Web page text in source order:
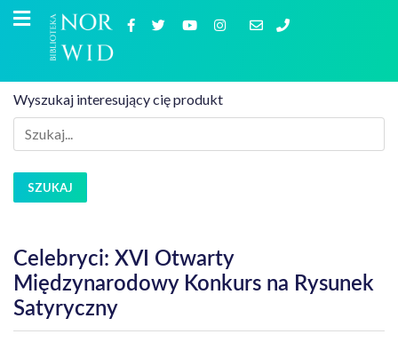
Wyszukaj interesujący cię produkt
SZUKAJ
Celebryci: XVI Otwarty
Międzynarodowy Konkurs na Rysunek
Satyryczny